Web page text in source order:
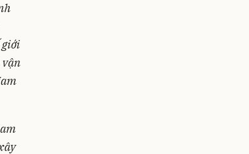
giới
vận